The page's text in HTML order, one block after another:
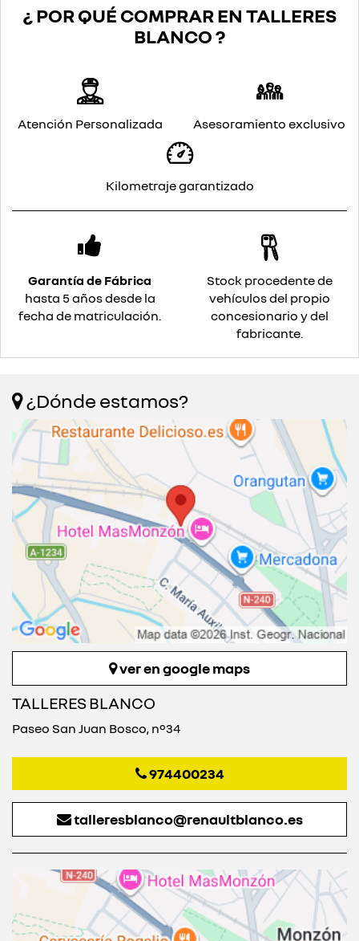
¿ POR QUÉ COMPRAR EN TALLERES
BLANCO ?
Atención Personalizada Asesoramiento exclusivo
Kilometraje garantizado
Garantía de Fábrica
hasta 5 años desde la
fecha de matriculación.
Stock procedente de
vehículos del propio
concesionario y del
fabricante.
¿Dónde estamos?
ver en google maps
TALLERES BLANCO
Paseo San Juan Bosco, nº34
974400234
talleresblanco@renaultblanco.es